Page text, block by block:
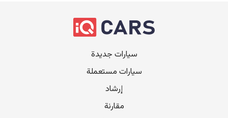
سيارات جديدة
سيارات مستعملة
إرشاد
مقارنة